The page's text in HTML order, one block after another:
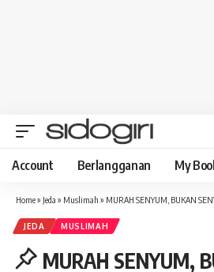
Account Berlangganan My
Home» Jeda » Muslimah » MURAH SENYUM, BUKAN
JEDA MUSLIMAH
MURAH SENYUM,